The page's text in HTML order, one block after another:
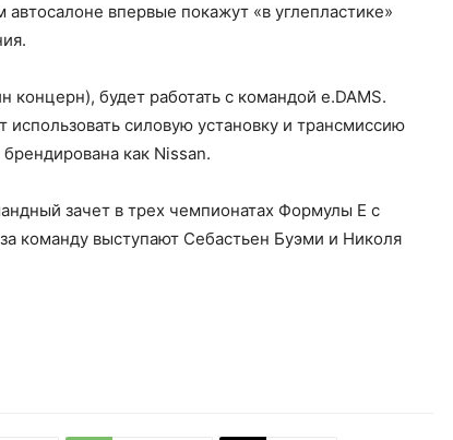
впервые покажут «в углепластике»
концерн), будет работать с командой e.DAMS.
силовую установку и трансмиссию
как Nissan.
зачет в трех чемпионатах Формулы Е с
команду выступают Себастьен Буэми и Николя